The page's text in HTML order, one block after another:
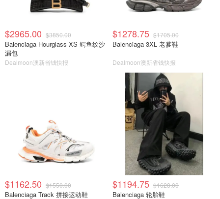
$2965.00 $3850.00
Balenciaga Hourglass XS 鳄鱼纹沙
漏包
Dealmoon澳新省钱快报
$1278.75 $1705.00
Balenciaga 3XL 老爹鞋
Dealmoon澳新省钱快报
$1162.50 $1550.00
Balenciaga Track 拼接运动鞋
$1194.75 $1628.00
Balenciaga 轮胎鞋